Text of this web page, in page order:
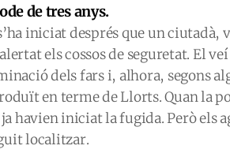
de tres anys.
iniciat després que un ciutadà,
els cossos de seguretat. El
dels fars i, alhora, segons
en terme de Llorts. Quan la
havien iniciat la fugida. Però els
localitzar.